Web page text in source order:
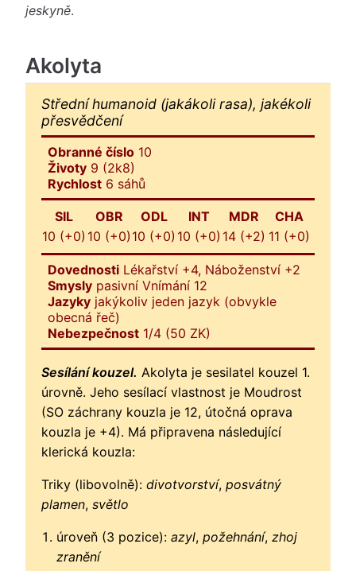
jeskyně.
Akolyta
Střední humanoid (jakákoli rasa), jakékoli
přesvědčení
Obranné číslo 10
Životy 9 (2k8)
Rychlost 6 sáhů
SIL
10 (+0)
OBR
10 (+0)
ODL
10 (+0)
INT
10 (+0)
MDR
14 (+2)
CHA
11 (+0)
Dovednosti Lékařství +4, Náboženství +2
Smysly pasivní Vnímání 12
Jazyky jakýkoliv jeden jazyk (obvykle
obecná řeč)
Nebezpečnost 1/4 (50 ZK)
Sesílání kouzel. Akolyta je sesilatel kouzel 1.
úrovně. Jeho sesílací vlastnost je Moudrost
(SO záchrany kouzla je 12, útočná oprava
kouzla je +4). Má připravena následující
klerická kouzla:
Triky (libovolně): divotvorství, posvátný
plamen, světlo
úroveň (3 pozice):azyl,požehnání,zhoj
zranění